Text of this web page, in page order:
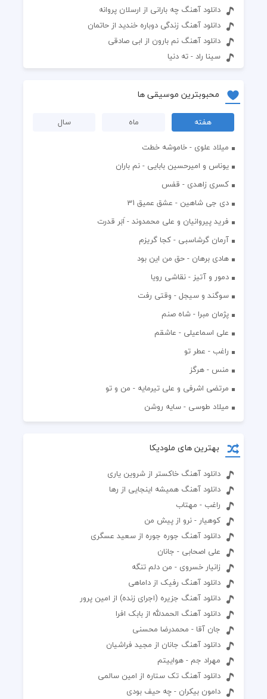
دانلود آهنگ چه بارانی از ارسلان پروانه
دانلود آهنگ زندگی دوباره خندید از حاتمان
دانلود آهنگ نم بارون از ابی صادقی
سینا راد - ته دنیا
محبوبترین موسیقی ها
هفته ماه
سال
میلاد علوی - خاموشه خطت
یوناس و امیرحسین بابایی - نم باران
کسری زاهدی - قفس
دی جی شاهین - عشق عمیق 31
فرید پیروانیان و علی محمدوند - اَبَر قدرت
آرمان گرشاسبی - کجا گریزم
هادی برهان - حق من این بود
دمور و آتیز - نقاشی رویا
سوگند و سیجل - وقتی رفت
پژمان مبرا - شاه صنم
علی اسماعیلی - عاشقم
راغب - عطر تو
منس - هرگز
مرتضی اشرفی و علی تیرمایه - من و تو
میلاد طوسی - سایه روشن
بهترین های ملودیکا
دانلود آهنگ خاکستر از شروین یاری
دانلود آهنگ همیشه اینجایی از رها
راغب - مهتاب
کوهیار - نرو از پیش من
دانلود آهنگ جوره جوره از سعید عسگری
علی اصحابی - جانان
زانیار خسروی - من دلم تنگه
دانلود آهنگ رفیک از داماهی
دانلود آهنگ جزیره (اجرای زنده) از امین پرور
دانلود آهنگ الحمدلله از بابک افرا
جان آقا - محمدرضا محسنی
دانلود آهنگ جانان از مجید فراشیان
مهراد جم - هواییتم
دانلود آهنگ تک ستاره از امین سالمی
دامون بیکران - چه حیف بودی